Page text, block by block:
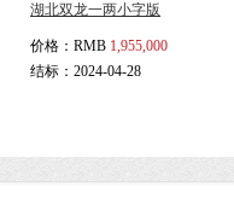
湖北双龙一两小字版
价格： RMB 1,955,000
结标：2024-04-28